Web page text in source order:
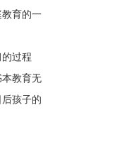
育的一
过程
教育无
孩子的